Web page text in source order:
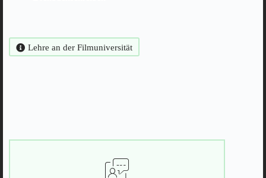
Lehre an der Filmuniversität